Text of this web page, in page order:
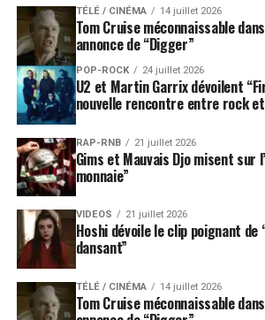
TÉLÉ / CINÉMA 14 juillet 2026
Tom Cruise méconnaissable
annonce de “Digger”
POP-ROCK 24 juillet 2026
U2 et Martin Garrix dévoilent
nouvelle rencontre entre rock
RAP-RNB 21 juillet 2026
Gims et Mauvais Djo misent sur
monnaie”
VIDEOS 21 juillet 2026
Hoshi dévoile le clip poignant de
dansant”
TÉLÉ / CINÉMA 14 juillet 2026
Tom Cruise méconnaissable